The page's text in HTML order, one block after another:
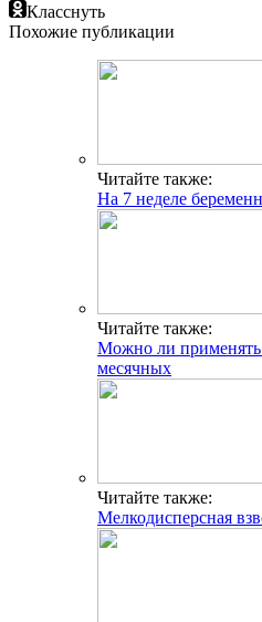
Класснуть
Похожие публикации
Читайте также:
На 7 неделе
Читайте также:
Можно ли применять
месячных
Читайте также:
Мелкодисперсная